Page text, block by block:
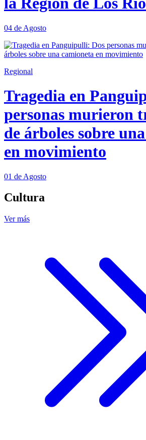
04 de Agosto
Regional
Tragedia en
personas murieron
de árboles sobre
en movimiento
01 de Agosto
Cultura
Ver más